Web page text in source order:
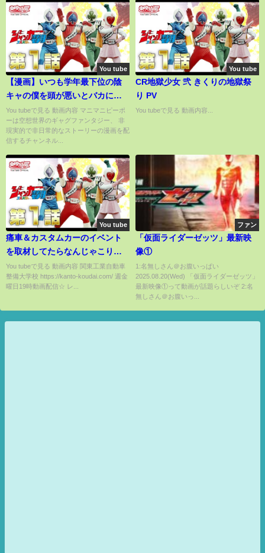
You tube
【漫画】いつも学年最下位の陰
キャの僕を頭が悪いとバカにす
るDQN同級生たち…ある日、僕
に恥をかかせようとDQN同級生
にIQ150以上しか参加できないリ
れ・・・
You tubeで見る 動画内容 マニマニピーポ
ーは空想世界のギャグファンタジー、 非
現実的で非日常的なストーリーの漫画を配
信するチャンネル...
You tube
CR地獄少女 弐 きくりの地獄祭
り PV
You tubeで見る 動画内容...
You tube
痛車＆カスタムカーのイベント
を取材してたらなんじゃこり
ゃ!?
You tubeで見る 動画内容 関東工業自動車
整備大学校 https://kanto-koudai.com/ 週金
曜日19時動画配信☆ レ...
ファン
「仮面ライダーゼッツ」最新映
像①
1:名無しさん＠お腹いっぱい
2025.08.20(Wed) 「仮面ライダーゼッツ」
最新映像①って動画が話題らしいぞ 2:名
無しさん＠お腹いっ...